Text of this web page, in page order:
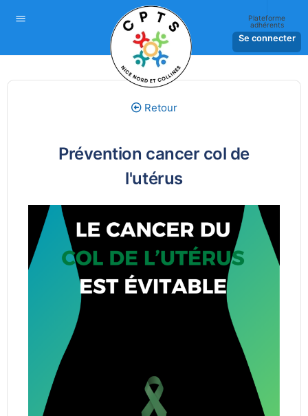
Plateforme
adhérents
Se connecter
Retour
Prévention cancer col de
l'utérus